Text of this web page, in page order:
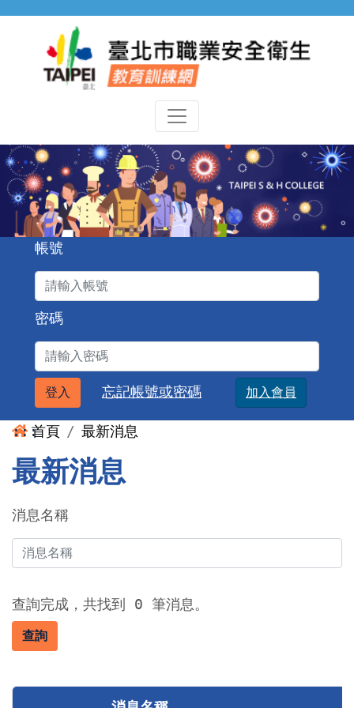
臺北市勞工安全衛生
帳號
密碼
登入 忘記帳號或密碼 加入會員
:::首頁 最新消息
最新消息
消息名稱
查詢完成，共找到 0 筆消息。
查詢